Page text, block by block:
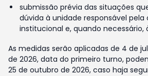
submissão prévia das situações
dúvida à unidade responsável
institucional e, quando necessário,
As medidas serão aplicadas de 4 de
de 2026, data do primeiro turno,
25 de outubro de 2026, caso haja